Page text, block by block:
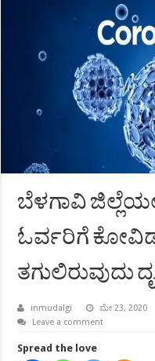
ಬೆಳಗಾವಿ
ಓರ್ವರಿಗೆ
ತಗುಲಿರುವುದು
inmudalgi ಮೇ 23, 2020
Leave a comment
Spread the love